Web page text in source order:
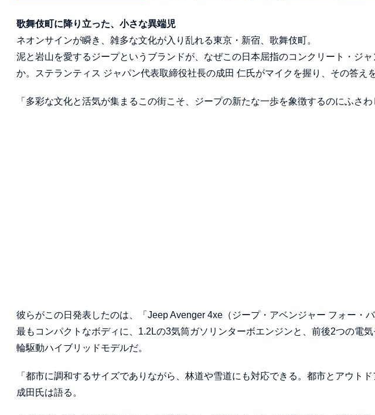
歌舞伎町に降り立った、小さな異端児
ネオンサインが瞬き、雑多な文化が入り乱れる東京・新宿、歌舞伎町。
泥と岩山を愛するジープというブランドが、なぜこの日本屈指のコンクリート・ジ
か。ステランティス ジャパン代表取締役社長の成田 仁氏がマイクを握り、その答え
「多彩な文化と活気が集まるこの街こそ、ジープの新たな一歩を象徴するのにふさわ
彼らがこの日発表したのは、「Jeep Avenger 4xe（ジープ・アベンジャー フォー・
最もコンパクトなボディに、1.2Lの3気筒ガソリンターボエンジンと、前後2つの電
輪駆動ハイブリッドモデルだ。
「都市に調和するサイズでありながら、林道や雪道にも対応できる。都市とアウト
成田氏は語る。